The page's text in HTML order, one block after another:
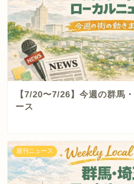
【7/20〜7/26】今週の群馬
ース
週刊ニュース